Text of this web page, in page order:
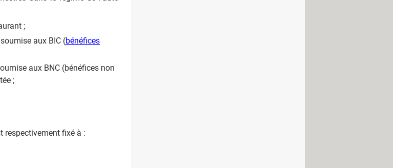
;
aux BIC (bénéfices
aux BNC (bénéfices non
;
respectivement fixé à :